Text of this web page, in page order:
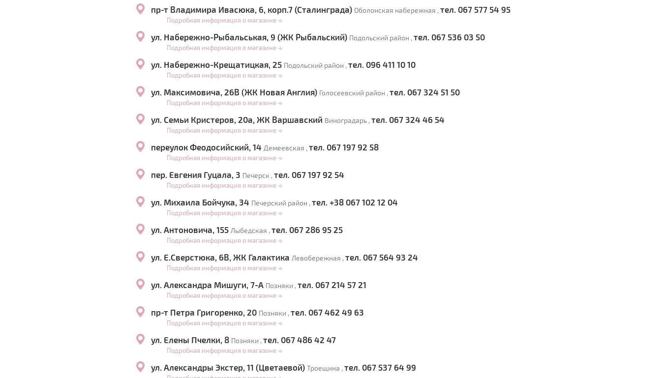
пр-т Владимира Ивасюка, 6, корп.7 (Сталинграда) Оболонская набережная , тел. 067 577 54 95
Подробная информация о магазине →
ул. Набережно-Рыбальськая, 9 (ЖК Рыбальский) Подольский район , тел. 067 536 03 50
Подробная информация о магазине →
ул. Набережно-Крещатицкая, 25 Подольский район , тел. 096 411 10 10
Подробная информация о магазине →
ул. Максимовича, 26В (ЖК Новая Англия) Голосеевский район , тел. 067 324 51 50
Подробная информация о магазине →
ул. Семьи Кристеров, 20а, ЖК Варшавский Виноградарь , тел. 067 324 46 54
Подробная информация о магазине →
переулок Феодосийский, 14 Демеевская , тел. 067 197 92 58
Подробная информация о магазине →
пер. Евгения Гуцала, 3 Печерск , тел. 067 197 92 54
Подробная информация о магазине →
ул. Михаила Бойчука, 34 Печерский район , тел. +38 067 102 12 04
Подробная информация о магазине →
ул. Антоновича, 155 Лыбедская , тел. 067 286 95 25
Подробная информация о магазине →
ул. Е.Сверстюка, 6В, ЖК Галактика Левобережная , тел. 067 564 93 24
Подробная информация о магазине →
ул. Александра Мишуги, 7-А Позняки , тел. 067 214 57 21
Подробная информация о магазине →
пр-т Петра Григоренко, 20 Позняки , тел. 067 462 49 63
Подробная информация о магазине →
ул. Елены Пчелки, 8 Позняки , тел. 067 486 42 47
Подробная информация о магазине →
ул. Александры Экстер, 11 (Цветаевой) Троещина , тел. 067 537 64 99